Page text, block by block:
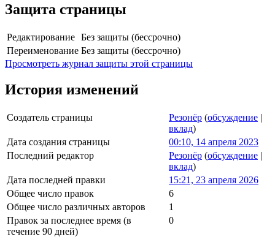
Защита страницы
Редактирование Без защиты (бессрочно)
Переименование Без защиты (бессрочно)
Просмотреть журнал защиты этой страницы
История изменений
Создатель страницы Резонёр (обсуждение |
вклад)
Дата создания страницы
00:10, 14 апреля 2023
Последний редактор
Резонёр (обсуждение |
вклад)
Дата последней правки
15:21, 23 апреля 2026
Общее число правок
6
Общее число различных авторов
1
Правок за последнее время (в
течение 90 дней)
0